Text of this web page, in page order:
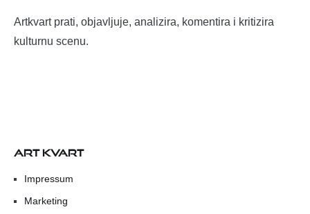
Artkvart prati, objavljuje, analizira, komentira i kritizira
kulturnu scenu.
ART KVART
Impressum
Marketing